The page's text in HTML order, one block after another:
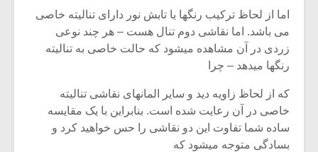
اما از لحاظ ترکیب رنگها یا تابش نور دارای تنالیته خاصی
می باشد. اما نقاشی دوم تنال هست – هر چند نوعی
زردی در آن مشاهده میشود که حالت خاصی به تنالیته
رنگها میدهد – چرا
که از لحاظ زاویه دید و سایر المانهای نقاشی تنالیته
خاصی در آن رعایت شده است. بنابراین با یک مقایسه
ساده شما تفاوت این دو نقاشی را حس خواهید کرد و
بسادگی متوجه میشود که